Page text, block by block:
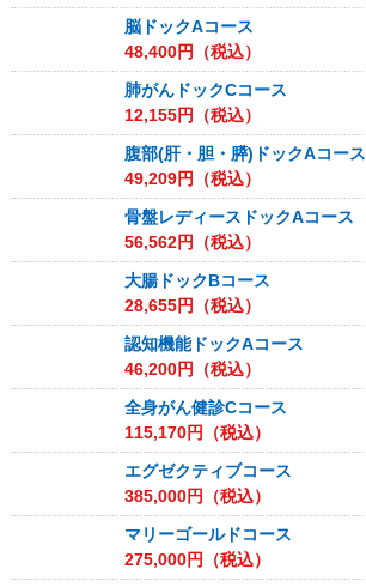
脳ドックAコース
48,400円（税込）
肺がんドックCコース
12,155円（税込）
腹部(肝・胆・膵)ドックAコース
49,209円（税込）
骨盤レディースドックAコース
56,562円（税込）
大腸ドックBコース
28,655円（税込）
認知機能ドックAコース
46,200円（税込）
全身がん健診Cコース
115,170円（税込）
エグゼクティブコース
385,000円（税込）
マリーゴールドコース
275,000円（税込）